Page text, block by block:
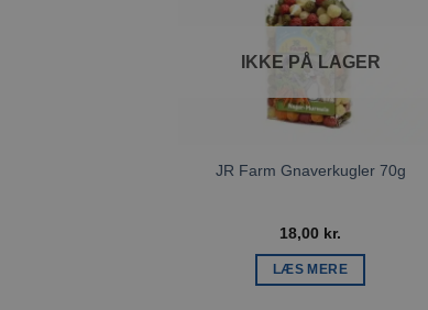
IKKE PÅ LAGER
JR Farm Gnaverkugler 70g
18,00 kr.
LÆS MERE